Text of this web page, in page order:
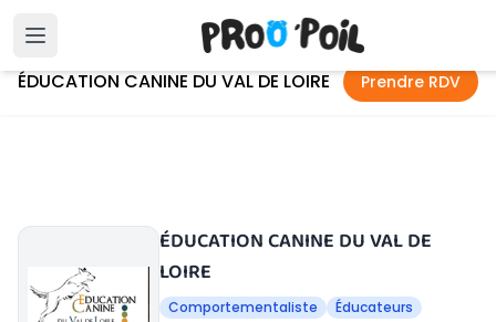
Accueil Mont-Près-Chambord›
ÉDUCATION CANINE DU VAL DE LOIRE Prendre RDV
ÉDUCATION CANINE DU VAL DE
LOIRE
Comportementaliste Éducateurs